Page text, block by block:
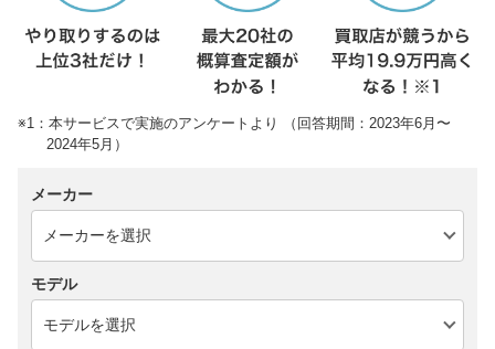
※1：本サービスで実施のアンケートより （回答期間：2023年6月〜
2024年5月）
メーカー
モデル